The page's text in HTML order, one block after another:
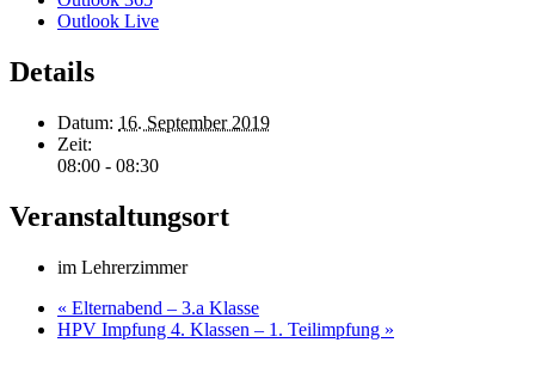
Outlook Live
Details
Datum: 16. September 2019
Zeit:
08:00 - 08:30
Veranstaltungsort
im Lehrerzimmer
« Elternabend – 3.a Klasse
HPV Impfung 4. Klassen – 1. Teilimpfung »